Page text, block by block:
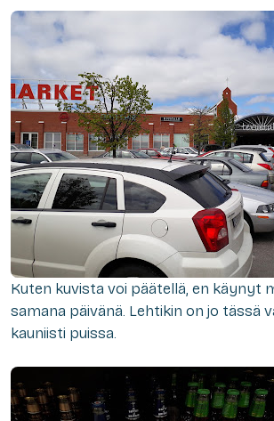
Kuten kuvista voi päätellä, en käynyt
samana päivänä. Lehtikin on jo tässä
kauniisti puissa.